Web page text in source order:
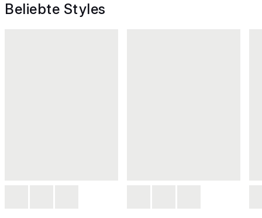
Beliebte Styles